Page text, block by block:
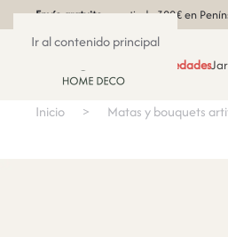
Ir al contenido principal
Envío gratuitoa partir de 300€ en
Novedades
Inicio Matas y bouquets